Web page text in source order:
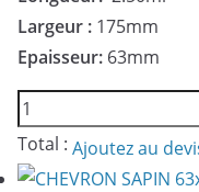
Largeur : 175mm
Epaisseur: 63mm
quantité
de
BASTAING
Total : Ajoutez au